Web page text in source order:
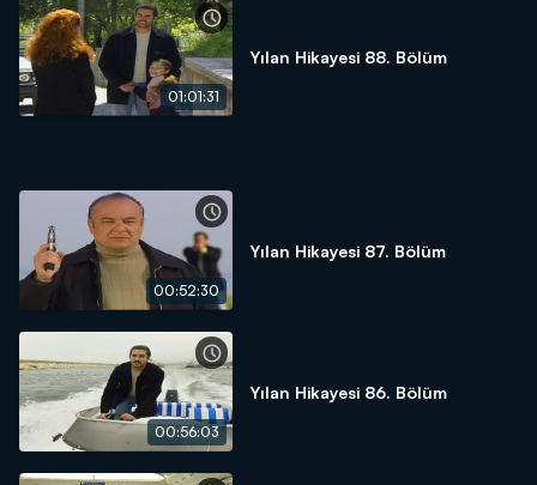
01:01:31
Yılan Hikayesi 88. Bölüm
00:52:30
Yılan Hikayesi 87. Bölüm
00:56:03
Yılan Hikayesi 86. Bölüm